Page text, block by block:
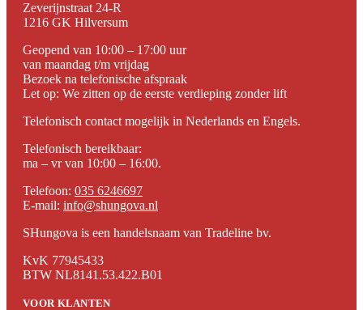
Zeverijnstraat 24-R
1216 GK Hilversum
Geopend van 10:00 – 17:00 uur
van maandag t/m vrijdag
Bezoek na telefonische afspraak
Let op: We zitten op de eerste verdieping zonder lift
Telefonisch contact mogelijk in Nederlands en Engels.
Telefonisch bereikbaar:
ma – vr van 10:00 – 16:00.
Telefoon: 035 6246697
E-mail: info@shungova.nl
SHungova is een handelsnaam van Tradeline bv.
KvK 77945433
BTW NL8141.53.422.B01
VOOR KLANTEN